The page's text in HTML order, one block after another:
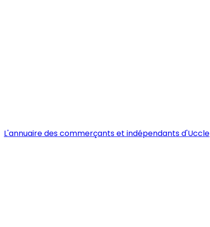
L'annuaire des commerçants et indépendants d'Uccle